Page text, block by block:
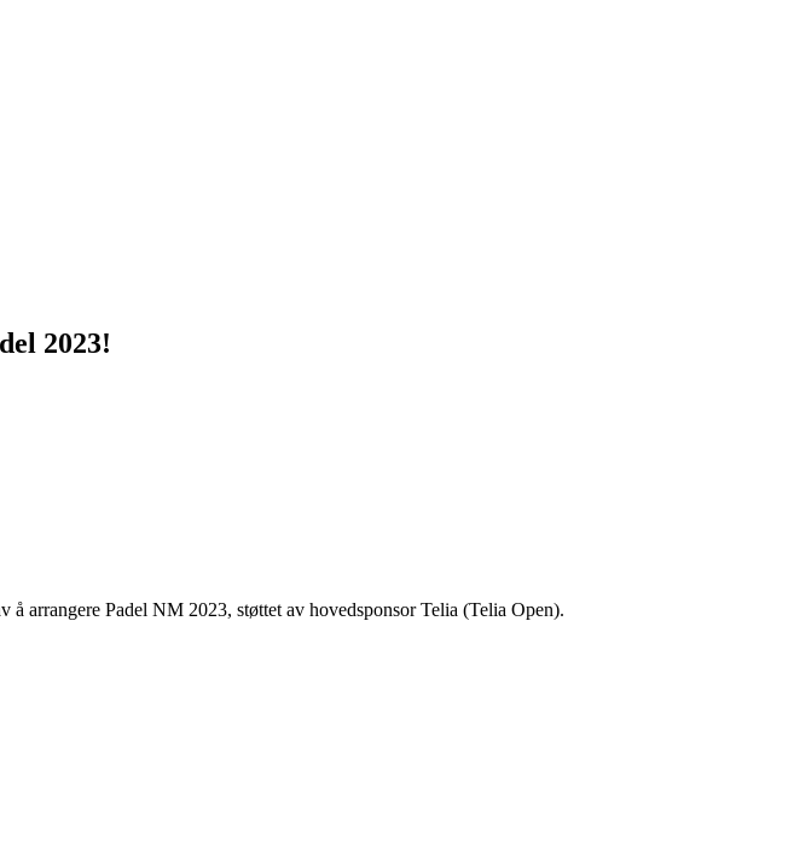
2023!
arrangere Padel NM 2023, støttet av hovedsponsor Telia (Telia Open).